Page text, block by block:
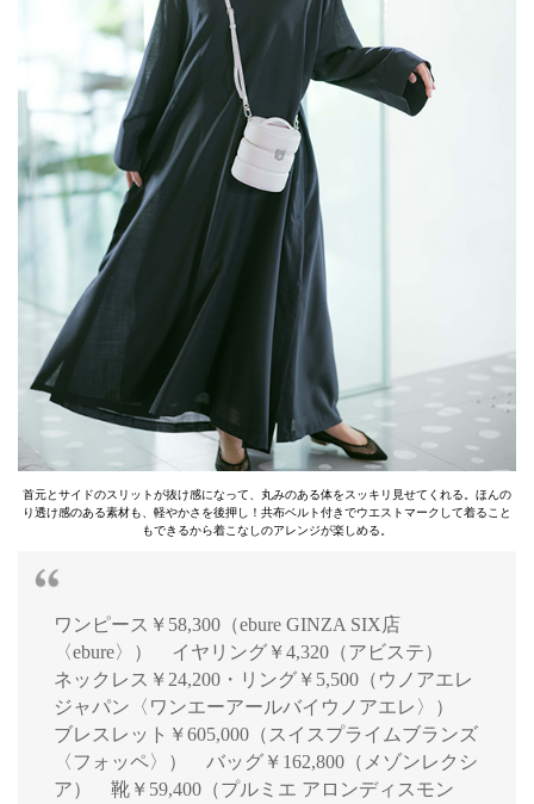
首元とサイドのスリットが抜け感になって、丸みのある体をスッキリ見せてくれる。ほんの
り透け感のある素材も、軽やかさを後押し！共布ベルト付きでウエストマークして着ること
もできるから着こなしのアレンジが楽しめる。
ワンピース￥58,300（ebure GINZA SIX店
〈ebure〉） イヤリング￥4,320（アビステ）
ネックレス￥24,200・リング￥5,500（ウノアエレ
ジャパン〈ワンエーアールバイウノアエレ〉）
ブレスレット￥605,000（スイスプライムブランズ
〈フォッペ〉） バッグ￥162,800（メゾンレクシ
ア） 靴￥59,400（プルミエ アロンディスモン